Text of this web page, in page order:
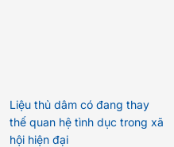
Liệu thủ dâm có đang thay
thế quan hệ tình dục trong xã
hội hiện đại